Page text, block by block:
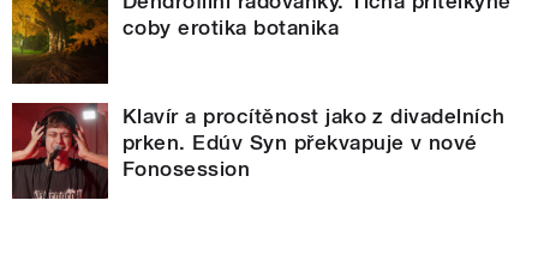
coby erotika botanika
Klavír a procítěnost jako z divadelních
prken. Edúv Syn překvapuje v nové
Fonosession